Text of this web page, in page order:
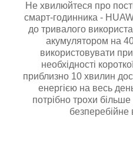
Не хвилюйтеся про
смарт-годинника -
до тривалого
акумулятором на
використовувати
необхідності
приблизно 10 хвилин
енергією на весь
потрібно трохи
безперебійне